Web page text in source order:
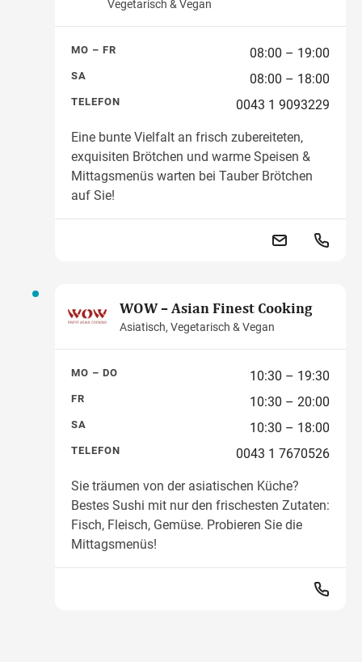
Vegetarisch & Vegan
MO – FR 08:00 – 19:00
SA 08:00 – 18:00
TELEFON 0043 1 9093229
Eine bunte Vielfalt an frisch zubereiteten,
exquisiten Brötchen und warme Speisen &
Mittagsmenüs warten bei Tauber Brötchen
auf Sie!
WOW – Asian Finest Cooking
Asiatisch, Vegetarisch & Vegan
MO – DO 10:30 – 19:30
FR 10:30 – 20:00
SA 10:30 – 18:00
TELEFON 0043 1 7670526
Sie träumen von der asiatischen Küche?
Bestes Sushi mit nur den frischesten Zutaten:
Fisch, Fleisch, Gemüse. Probieren Sie die
Mittagsmenüs!